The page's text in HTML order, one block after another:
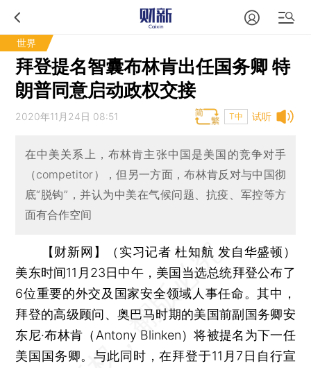
世界
拜登提名智囊布林肯出任国务卿 特
朗普同意启动政权交接
试听
2020年11月24日 08:51 T中
在中美关系上，布林肯主张中国是美国的竞争对手
（competitor），但另一方面，布林肯反对与中国彻
底“脱钩”，并认为中美在气候问题、抗疫、军控等方
面有合作空间
【财新网】（实习记者 杜知航 发自华盛顿）
美东时间11月23日中午，美国当选总统拜登公布了
6位重要的外交及国家安全领域人事任命。其中，
拜登的高级顾问、奥巴马时期的美国前副国务卿安
东尼·布林肯（Antony Blinken）将被提名为下一任
美国国务卿。与此同时，在拜登于11月7日自行宣